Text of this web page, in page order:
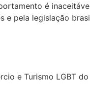
é
e pela legislação
e Turismo LGBT do